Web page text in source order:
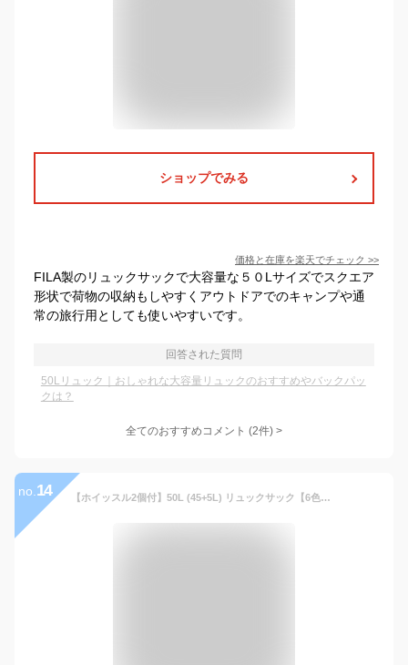
ショップでみる
価格と在庫を楽天でチェック >>
FILA製のリュックサックで大容量な５０Lサイズでスクエア
形状で荷物の収納もしやすくアウトドアでのキャンプや通
常の旅行用としても使いやすいです。
回答された質問
50Lリュック｜おしゃれな大容量リュックのおすすめやバックパッ
クは？
全てのおすすめコメント (2件) >
no. 14 【ホイッスル2個付】50L (45+5L) リュックサック【6色】backpack【バックパック/デイパック】【自転車/バイク】【登山/ハイキング/サイクリング/トレーニング】【大型/軽量/撥水/防水/マルチ】【スポーツバッグ/マウンテンリュック】【メンズ/レディース】乗馬